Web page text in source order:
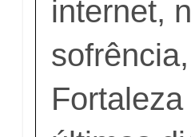
internet,